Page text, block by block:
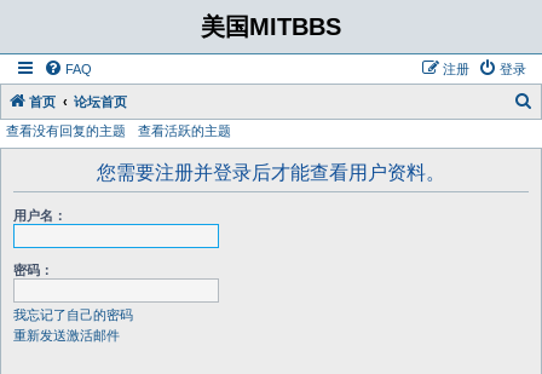
美国MITBBS
FAQ 登录
注册
首页 论坛首页
查看没有回复的主题 查看活跃的主题
您需要注册并登录后才能查看用户资料。
用户名：
密码：
我忘记了自己的密码
重新发送激活邮件